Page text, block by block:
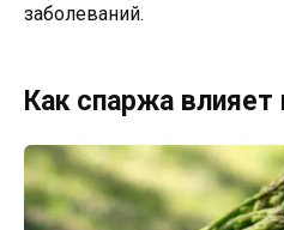
заболеваний.
Как спаржа влияет